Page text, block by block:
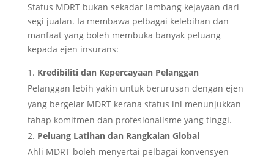
Status MDRT bukan sekadar lambang kejayaan dari
segi jualan. Ia membawa pelbagai kelebihan dan
manfaat yang boleh membuka banyak peluang
kepada ejen insurans:
Kredibiliti dan Kepercayaan Pelanggan
Pelanggan lebih yakin untuk berurusan dengan ejen
yang bergelar MDRT kerana status ini menunjukkan
tahap komitmen dan profesionalisme yang tinggi.
Peluang Latihan dan Rangkaian Global
Ahli MDRT boleh menyertai pelbagai konvensyen